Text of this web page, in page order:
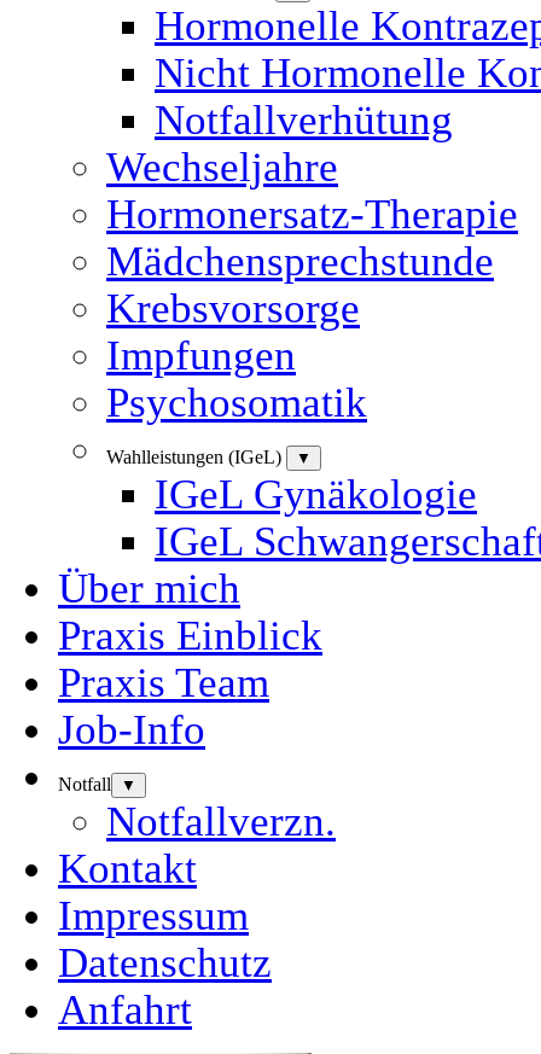
Hormonelle
Nicht Hormonelle
Notfallverhütung
Wechseljahre
Hormonersatz-Therapie
Mädchensprechstunde
Krebsvorsorge
Impfungen
Psychosomatik
Wahlleistungen (IGeL) ▼
IGeL Gynäkologie
IGeL
Über mich
Praxis Einblick
Praxis Team
Job-Info
Notfall ▼
Notfallverzn.
Kontakt
Impressum
Datenschutz
Anfahrt